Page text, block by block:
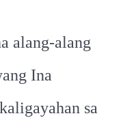
alang-alang
Ina
sa